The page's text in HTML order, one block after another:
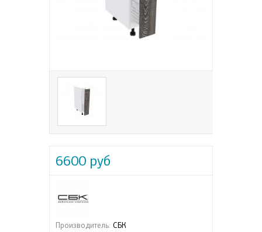
6600 руб
Производитель: СБК